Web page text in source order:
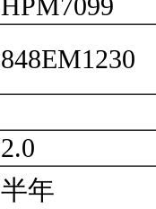
HPM7099
848EM1230
2.0
半年